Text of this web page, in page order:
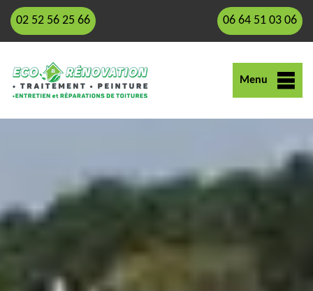
02 52 56 25 66 06 64 51 03 06
Menu